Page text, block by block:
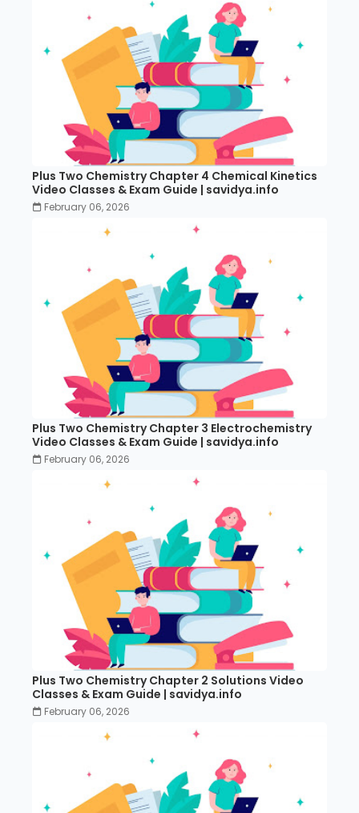
Plus Two Chemistry Chapter 4 Chemical Kinetics
Video Classes & Exam Guide | savidya.info
February 06, 2026
Plus Two Chemistry Chapter 3 Electrochemistry
Video Classes & Exam Guide | savidya.info
February 06, 2026
Plus Two Chemistry Chapter 2 Solutions Video
Classes & Exam Guide | savidya.info
February 06, 2026